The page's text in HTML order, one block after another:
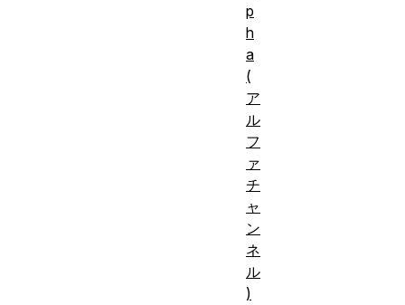
p
h
a
(
ア
ル
フ
ァ
チ
ャ
ン
ネ
ル
)